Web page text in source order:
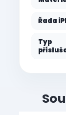
Řada
Typ